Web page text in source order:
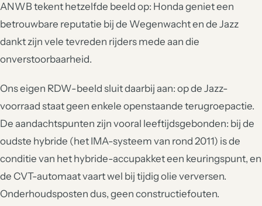
ANWB tekent hetzelfde beeld op: Honda geniet een
betrouwbare reputatie bij de Wegenwacht en de Jazz
dankt zijn vele tevreden rijders mede aan die
onverstoorbaarheid.
Ons eigen RDW-beeld sluit daarbij aan: op de Jazz-
voorraad staat geen enkele openstaande terugroepactie.
De aandachtspunten zijn vooral leeftijdsgebonden: bij de
oudste hybride (het IMA-systeem van rond 2011) is de
conditie van het hybride-accupakket een keuringspunt, en
de CVT-automaat vaart wel bij tijdig olie verversen.
Onderhoudsposten dus, geen constructiefouten.